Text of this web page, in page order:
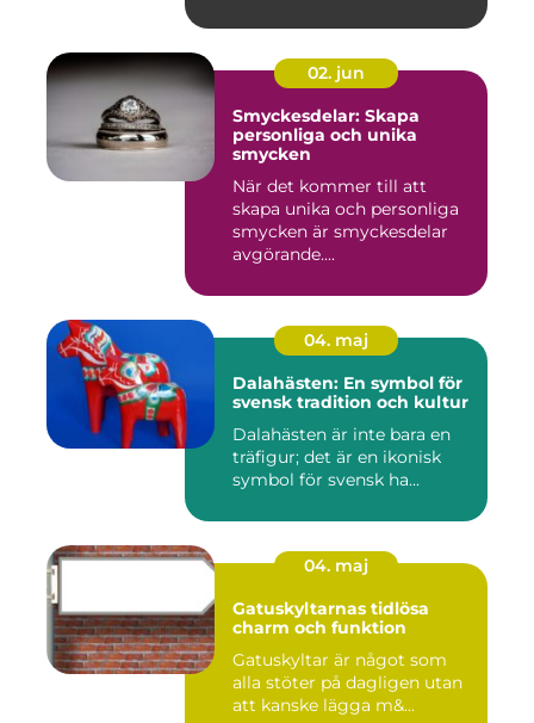
02. jun
Smyckesdelar: Skapa
personliga och unika
smycken
När det kommer till att
skapa unika och personliga
smycken är smyckesdelar
avgörande....
04. maj
Dalahästen: En symbol för
svensk tradition och kultur
Dalahästen är inte bara en
träfigur; det är en ikonisk
symbol för svensk ha...
04. maj
Gatuskyltarnas tidlösa
charm och funktion
Gatuskyltar är något som
alla stöter på dagligen utan
att kanske lägga m&...